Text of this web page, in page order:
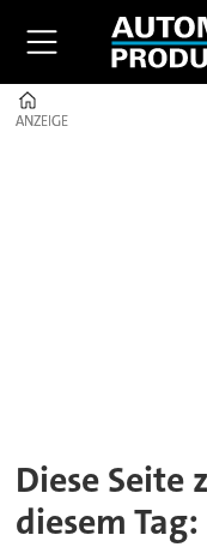
ANZEIGE
ANZEIGE
Diese Seite
diesem